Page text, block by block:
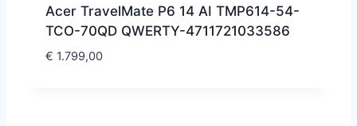
Acer TravelMate P6 14 AI TMP614-54-
TCO-70QD QWERTY-4711721033586
€ 1.799,00